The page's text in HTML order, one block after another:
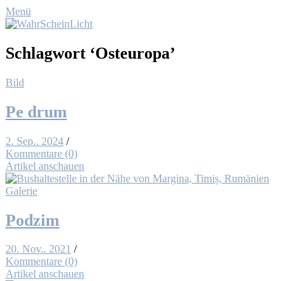
Menü
Schlagwort ‘Osteuropa’
Bild
Pe drum
2. Sep.. 2024 /
Kommentare (0)
Artikel anschauen
Galerie
Pod­zim
20. Nov.. 2021 /
Kommentare (0)
Artikel anschauen